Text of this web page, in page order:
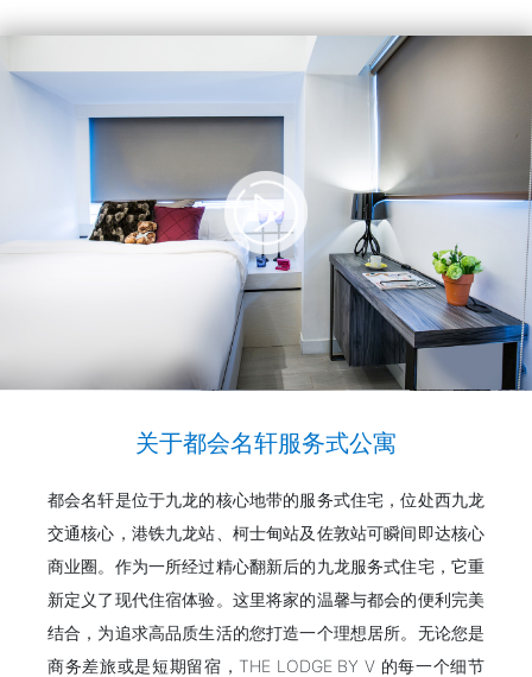
关于都会名轩服务式公寓
都会名轩是位于九龙的核心地带的服务式住宅，位处西九龙
交通核心，港铁九龙站、柯士甸站及佐敦站可瞬间即达核心
商业圈。作为一所经过精心翻新后的九龙服务式住宅，它重
新定义了现代住宿体验。这里将家的温馨与都会的便利完美
结合，为追求高品质生活的您打造一个理想居所。无论您是
商务差旅或是短期留宿，THE LODGE BY V 的每一个细节